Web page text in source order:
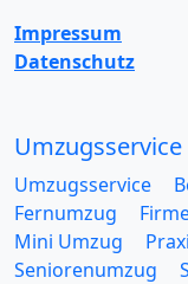
Impressum
Datenschutz
Umzugsservice
Umzugsservice
Fernumzug
Mini Umzug
Seniorenumzug